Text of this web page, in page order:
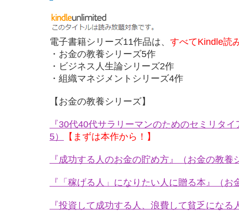
電子書籍シリーズ11作品は、 すべてKindle読
・お金の教養シリーズ5作
・ビジネス人生論シリーズ2作
・組織マネジメントシリーズ4作
【お金の教養シリーズ】
『30代40代サラリーマンのためのセミリタ
5）
【まずは本作から！】
『成功する人のお金の貯め方』（お金の教養
『「稼げる人」になりたい人に贈る本』（お
『投資して成功する人、浪費して貧乏になる